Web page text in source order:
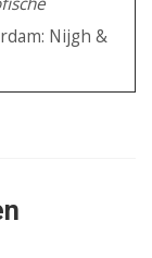
Nijgh &